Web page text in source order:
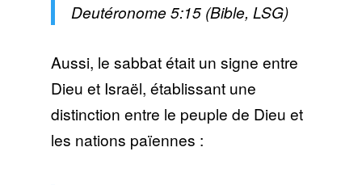
Deutéronome 5:15 (Bible, LSG)
Aussi, le sabbat était un signe entre
Dieu et Israël, établissant une
distinction entre le peuple de Dieu et
les nations païennes :